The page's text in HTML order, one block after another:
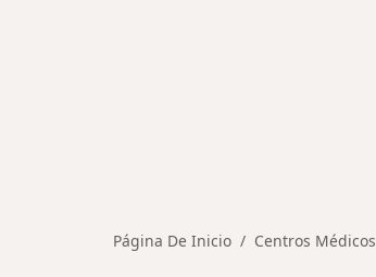
Página De Inicio Centros Médicos